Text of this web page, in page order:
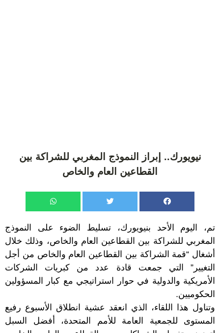
نيويورك.. إبراز النموذج المغربي للشراكة بين
القطاعين العام والخاص
تم، اليوم الأحد بنيويورك، تسليط الضوء على النموذج
المغربي للشراكة بين القطاعين العام والخاص، وذلك خلال
أشغال “قمة الشراكة بين القطاعين العام والخاص من أجل
التغيير” التي جمعت قادة عدد من كبريات الشركات
الأمريكية والدولية في حوار استراتيجي مع كبار المسؤولين
الحكوميين.
وتناول هذا اللقاء، الذي انعقد عشية انطلاق الأسبوع رفيع
المستوى للجمعية العامة للأمم المتحدة، أفضل السبل